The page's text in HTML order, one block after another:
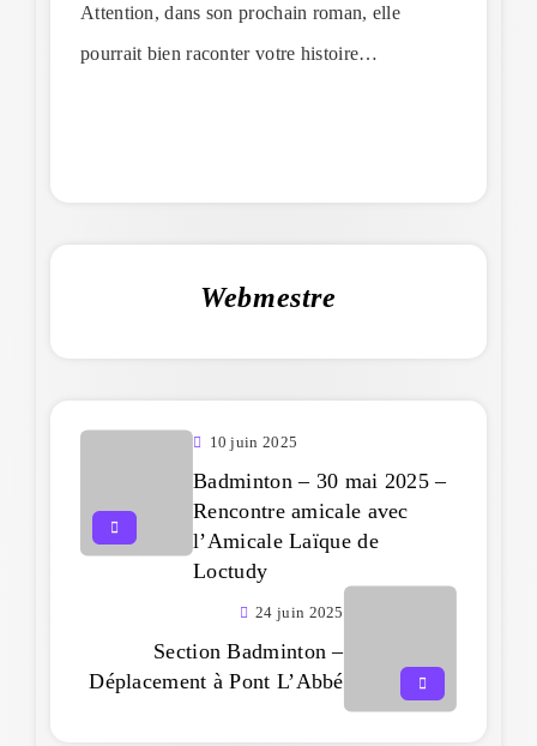
Attention, dans son prochain roman, elle
pourrait bien raconter votre histoire…
Webmestre
10 juin 2025
Badminton – 30 mai 2025 –
Rencontre amicale avec
l’Amicale Laïque de
Loctudy
24 juin 2025
Section Badminton –
Déplacement à Pont L’Abbé